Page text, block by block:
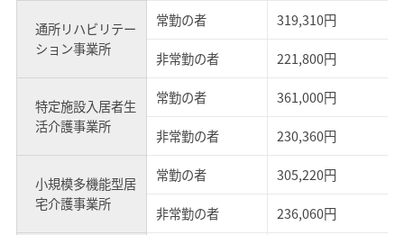
通所リハビリテー
ション事業所
常勤の者
319,310円
非常勤の者
221,800円
特定施設入居者生
活介護事業所
常勤の者
361,000円
非常勤の者
230,360円
小規模多機能型居
宅介護事業所
常勤の者
305,220円
非常勤の者
236,060円